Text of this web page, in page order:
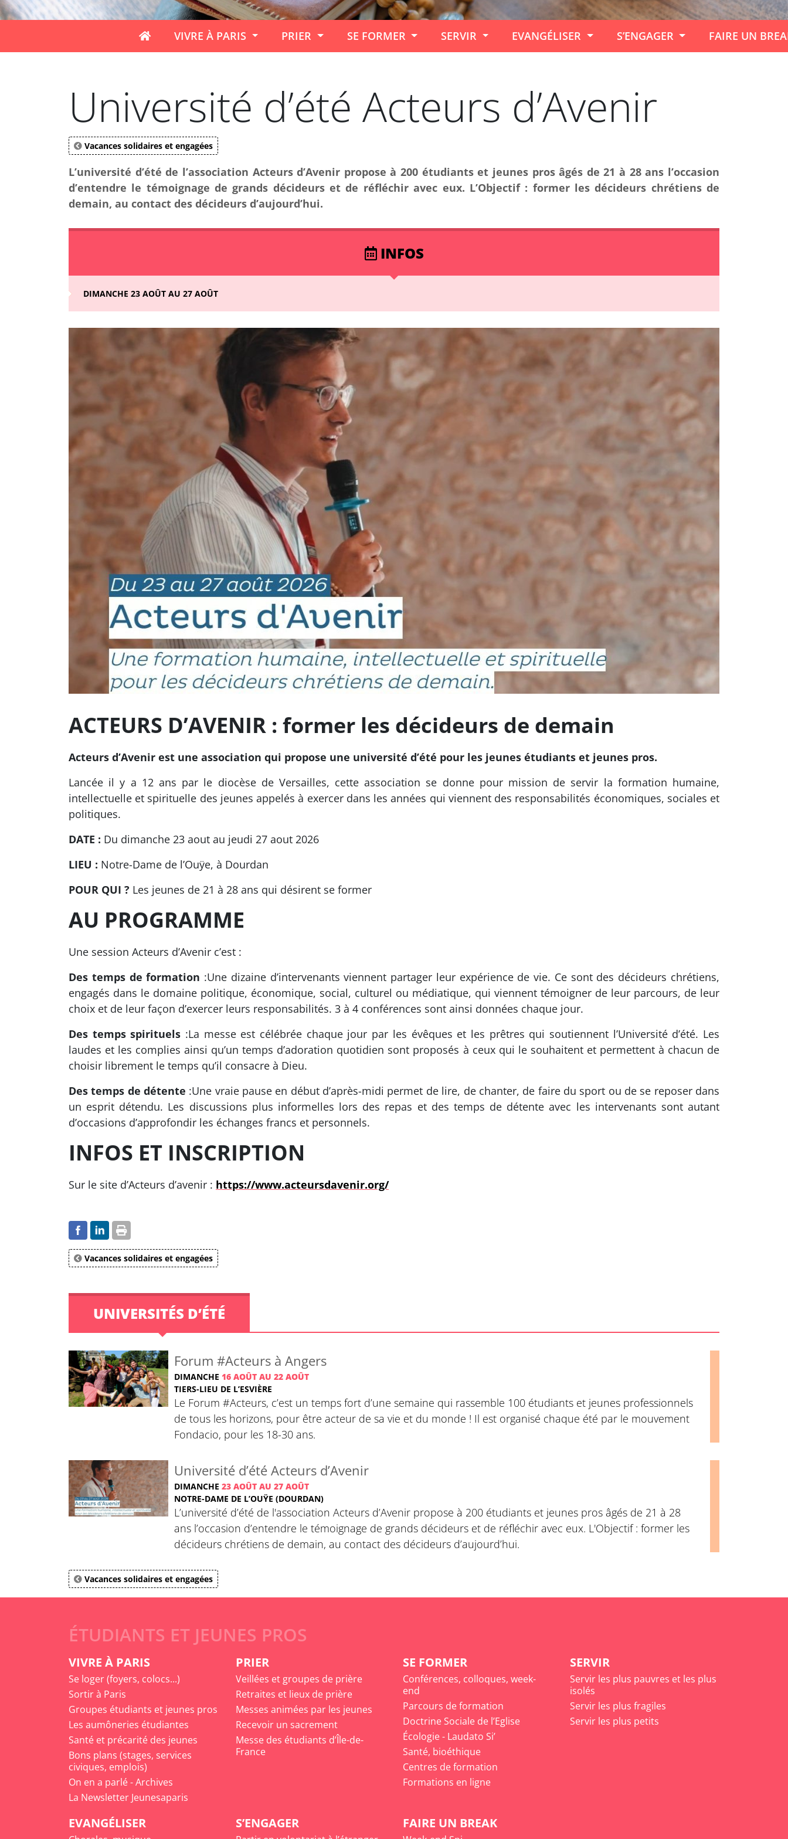
VIVRE À PARIS PRIER SE FORMER SERVIR EVANGÉLISER S’ENGAGER FAIRE UN
Université d’été Acteurs d’Avenir
Vacances solidaires et engagées
L’université d’été de l’association Acteurs d’Avenir propose à 200 étudiants et jeunes pros âgés de 21 à 28 ans l’occasion
d’entendre le témoignage de grands décideurs et de réfléchir avec eux. L’Objectif : former les décideurs chrétiens de
demain, au contact des décideurs d’aujourd’hui.
INFOS
DIMANCHE 23 AOÛT AU 27 AOÛT
ACTEURS D’AVENIR : former les décideurs de demain
Acteurs d’Avenir est une association qui propose une université d’été pour les jeunes étudiants et jeunes pros.
Lancée il y a 12 ans par le diocèse de Versailles, cette association se donne pour mission de servir la formation humaine,
intellectuelle et spirituelle des jeunes appelés à exercer dans les années qui viennent des responsabilités économiques, sociales et
politiques.
DATE : Du dimanche 23 aout au jeudi 27 aout 2026
LIEU : Notre-Dame de l’Ouÿe, à Dourdan
POUR QUI ? Les jeunes de 21 à 28 ans qui désirent se former
AU PROGRAMME
Une session Acteurs d’Avenir c’est :
Des temps de formation :Une dizaine d’intervenants viennent partager leur expérience de vie. Ce sont des décideurs chrétiens,
engagés dans le domaine politique, économique, social, culturel ou médiatique, qui viennent témoigner de leur parcours, de leur
choix et de leur façon d’exercer leurs responsabilités. 3 à 4 conférences sont ainsi données chaque jour.
Des temps spirituels :La messe est célébrée chaque jour par les évêques et les prêtres qui soutiennent l’Université d’été. Les
laudes et les complies ainsi qu’un temps d’adoration quotidien sont proposés à ceux qui le souhaitent et permettent à chacun de
choisir librement le temps qu’il consacre à Dieu.
Des temps de détente :Une vraie pause en début d’après-midi permet de lire, de chanter, de faire du sport ou de se reposer dans
un esprit détendu. Les discussions plus informelles lors des repas et des temps de détente avec les intervenants sont autant
d’occasions d’approfondir les échanges francs et personnels.
INFOS ET INSCRIPTION
Sur le site d’Acteurs d’avenir : https://www.acteursdavenir.org/
Vacances solidaires et engagées
UNIVERSITÉS D’ÉTÉ
Forum #Acteurs à Angers
DIMANCHE 16 AOÛT AU 22 AOÛT
TIERS-LIEU DE L’ESVIÈRE
Le Forum #Acteurs, c’est un temps fort d’une semaine qui rassemble 100 étudiants et jeunes professionnels
de tous les horizons, pour être acteur de sa vie et du monde ! Il est organisé chaque été par le mouvement
Fondacio, pour les 18-30 ans.
Université d’été Acteurs d’Avenir
DIMANCHE 23 AOÛT AU 27 AOÛT
NOTRE-DAME DE L’OUŸE (DOURDAN)
L’université d’été de l'association Acteurs d’Avenir propose à 200 étudiants et jeunes pros âgés de 21 à 28
ans l’occasion d’entendre le témoignage de grands décideurs et de réfléchir avec eux. L'Objectif : former les
décideurs chrétiens de demain, au contact des décideurs d’aujourd’hui.
Vacances solidaires et engagées
ÉTUDIANTS ET JEUNES PROS
VIVRE À PARIS
Se loger (foyers, colocs...)
Sortir à Paris
Groupes étudiants et jeunes pros
Les aumôneries étudiantes
Santé et précarité des jeunes
Bons plans (stages, services
civiques, emplois)
On en a parlé - Archives
La Newsletter Jeunesaparis
PRIER
Veillées et groupes de prière
Retraites et lieux de prière
Messes animées par les jeunes
Recevoir un sacrement
Messe des étudiants d’Île-de-
France
SE FORMER
Conférences, colloques, week-
end
Parcours de formation
Doctrine Sociale de l’Eglise
Écologie - Laudato Si’
Santé, bioéthique
Centres de formation
Formations en ligne
SERVIR
Servir les plus pauvres et les plus
isolés
Servir les plus fragiles
Servir les plus petits
EVANGÉLISER S’ENGAGER FAIRE UN BREAK